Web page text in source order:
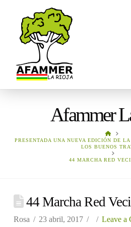
Afammer
HOME
PRESENTADA UNA NUEVA EDICIÓN DE
LOS BUENOS
44 MARCHA RED
44 Marcha Red
Rosa 23 abril, 2017 Leave a